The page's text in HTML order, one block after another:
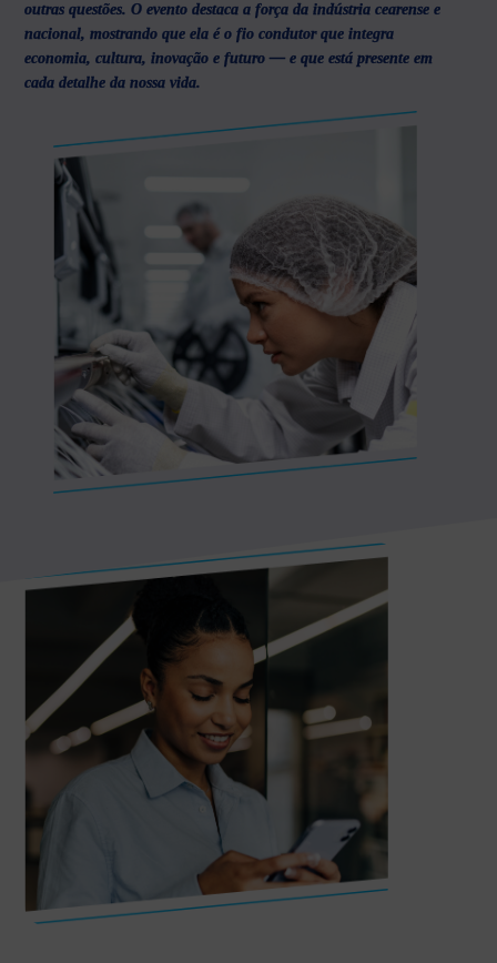
outras questões. O evento destaca a força da indústria cearense e
nacional, mostrando que ela é o fio condutor que integra
economia, cultura, inovação e futuro — e que está presente em
cada detalhe da nossa vida.